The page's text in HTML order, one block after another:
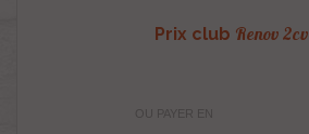
Prix club Renov 2cv
OU PAYER EN